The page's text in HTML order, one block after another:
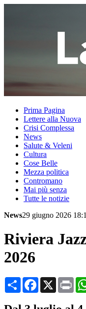
Prima Pagina
Lettere alla Nuova
Crisi Complessa
News
Salute & Veleni
Cultura
Cose Belle
Mezza politica
Contromano
Mai più senza
Tutte le notizie
News29 giugno 2026
Riviera
2026
CondividiFacebook
X